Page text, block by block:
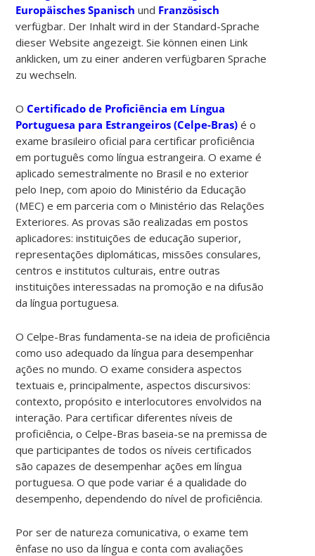
Europäisches Spanisch und Französisch
verfügbar. Der Inhalt wird in der Standard-Sprache
dieser Website angezeigt. Sie können einen Link
anklicken, um zu einer anderen verfügbaren Sprache
zu wechseln.
OCertificado de Proficiência em Língua
Portuguesa para Estrangeiros (Celpe-Bras) é o
exame brasileiro oficial para certificar proficiência
em português como língua estrangeira. O exame é
aplicado semestralmente no Brasil e no exterior
pelo Inep, com apoio do Ministério da Educação
(MEC) e em parceria com o Ministério das Relações
Exteriores. As provas são realizadas em postos
aplicadores: instituições de educação superior,
representações diplomáticas, missões consulares,
centros e institutos culturais, entre outras
instituições interessadas na promoção e na difusão
da língua portuguesa.
O Celpe-Bras fundamenta-se na ideia de proficiência
como uso adequado da língua para desempenhar
ações no mundo. O exame considera aspectos
textuais e, principalmente, aspectos discursivos:
contexto, propósito e interlocutores envolvidos na
interação. Para certificar diferentes níveis de
proficiência, o Celpe-Bras baseia-se na premissa de
que participantes de todos os níveis certificados
são capazes de desempenhar ações em língua
portuguesa. O que pode variar é a qualidade do
desempenho, dependendo do nível de proficiência.
Por ser de natureza comunicativa, o exame tem
ênfase no uso da língua e conta com avaliações